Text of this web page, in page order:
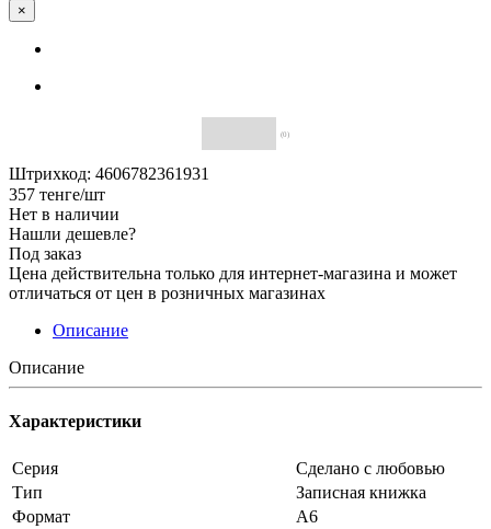
×
(0)
Штрихкод: 4606782361931
357 тенге/шт
Нет в наличии
Нашли дешевле?
Под заказ
Цена действительна только для интернет-магазина и может
отличаться от цен в розничных магазинах
Описание
Описание
Характеристики
Серия
Сделано с любовью
Тип
Записная книжка
Формат
А6